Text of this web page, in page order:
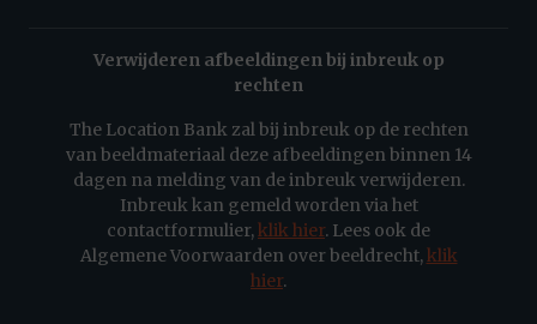
Verwijderen afbeeldingen bij inbreuk op
rechten
The Location Bank zal bij inbreuk op de rechten
van beeldmateriaal deze afbeeldingen binnen 14
dagen na melding van de inbreuk verwijderen.
Inbreuk kan gemeld worden via het
contactformulier,klik hier. Lees ook de
Algemene Voorwaarden over beeldrecht,klik
hier.